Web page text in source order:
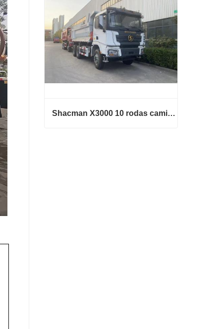
Shacman X3000 10 rodas caminhão basculante